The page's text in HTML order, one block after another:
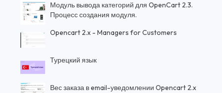
Модуль вывода категорий для OpenCart 2.3.
Процесс создания модуля.
Opencart 2.x - Managers for Customers
Турецкий язык
Вес заказа в email-уведомлении Opencart 2.x